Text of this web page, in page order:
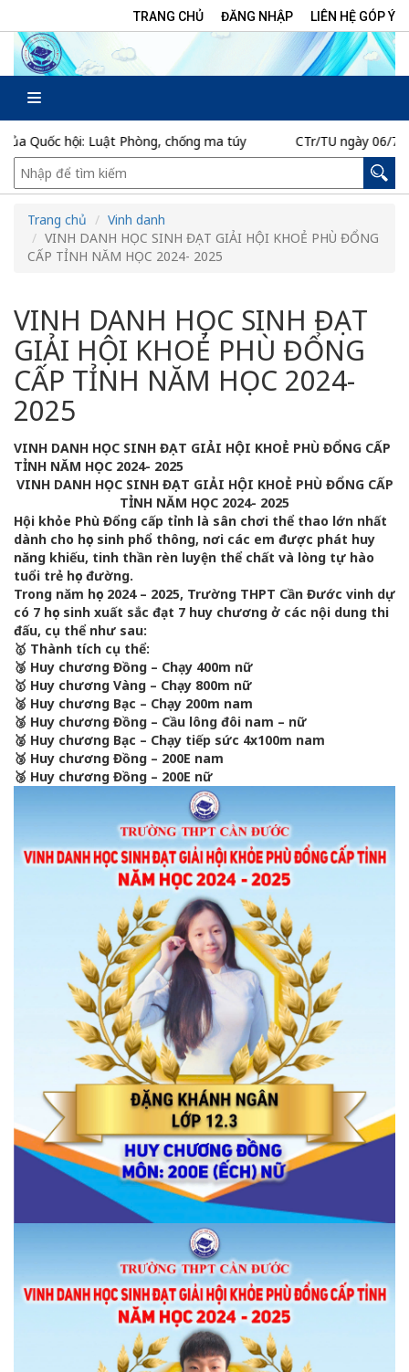
TRANG CHỦ ĐĂNG NHẬP LIÊN HỆ GÓP Ý
Phòng, chống ma túy CTr/TU ngày 06/7/2026 của Ban
Trang chủ
Vinh danh
VINH DANH HỌC SINH ĐẠT GIẢI HỘI KHOẺ PHÙ ĐỔNG
CẤP TỈNH NĂM HỌC 2024- 2025
VINH DANH HỌC SINH ĐẠT
GIẢI HỘI KHOẺ PHÙ ĐỔNG
CẤP TỈNH NĂM HỌC 2024-
2025
VINH DANH HỌC SINH ĐẠT GIẢI HỘI KHOẺ PHÙ ĐỔNG CẤP
TỈNH NĂM HỌC 2024- 2025
VINH DANH HỌC SINH ĐẠT GIẢI HỘI KHOẺ PHÙ ĐỔNG CẤP
TỈNH NĂM HỌC 2024- 2025
Hội khỏe Phù Đổng cấp tỉnh là sân chơi thể thao lớn nhất
dành cho học sinh phổ thông, nơi các em được phát huy
năng khiếu, tinh thần rèn luyện thể chất và lòng tự hào
tuổi trẻ học đường.
Trong năm học 2024 – 2025, Trường THPT Cần Đước vinh dự
có 7 học sinh xuất sắc đạt 7 huy chương ở các nội dung thi
đấu, cụ thể như sau:
🥇 Thành tích cụ thể:
🥉 Huy chương Đồng – Chạy 400m nữ
🥇 Huy chương Vàng – Chạy 800m nữ
🥈 Huy chương Bạc – Chạy 200m nam
🥉 Huy chương Đồng – Cầu lông đôi nam – nữ
🥈 Huy chương Bạc – Chạy tiếp sức 4x100m nam
🥉 Huy chương Đồng – 200E nam
🥉 Huy chương Đồng – 200E nữ